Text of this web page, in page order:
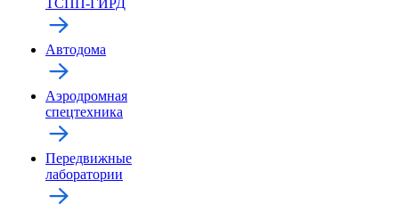
ТСПП-ГИРД
Автодома
Аэродромная
спецтехника
Передвижные
лаборатории